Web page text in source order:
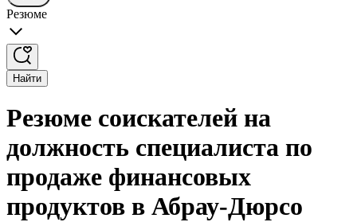
Резюме
Найти
Резюме соискателей на
должность специалиста по
продаже финансовых
продуктов в Абрау-Дюрсо